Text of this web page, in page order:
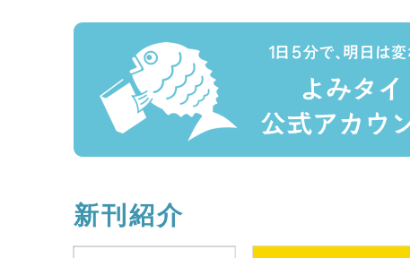
新刊紹介